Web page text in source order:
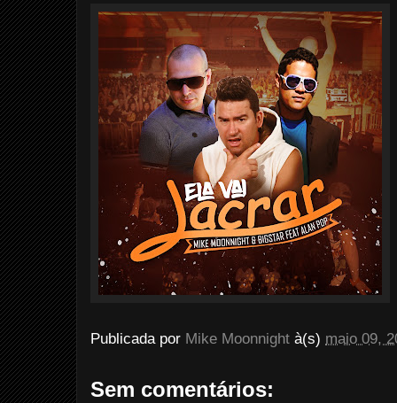
Publicada por Mike Moonnight à(s) maio 09,
Sem comentários: